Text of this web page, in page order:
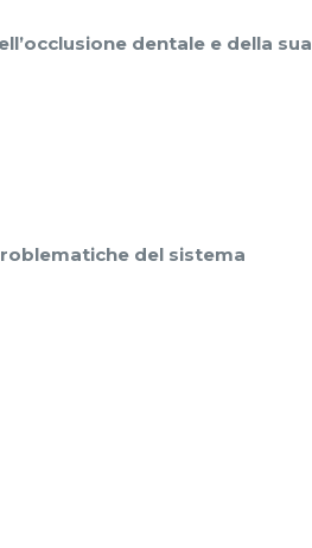
dentale e della sua
del sistema